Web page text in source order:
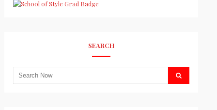
SEARCH